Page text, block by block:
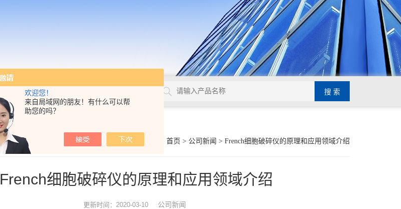
欢迎您！
来自局域网的朋友！有什么可以帮
助您的吗？
你的位置： 首页 > 公司新闻 > French细胞破碎仪的原理和应用领域介绍
French细胞破碎仪的原理和应用领域介绍
更新时间：2020-03-10 公司新闻